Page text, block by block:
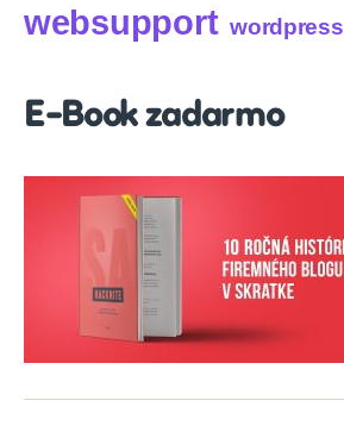
websupport wordpress
E-Book zadarmo